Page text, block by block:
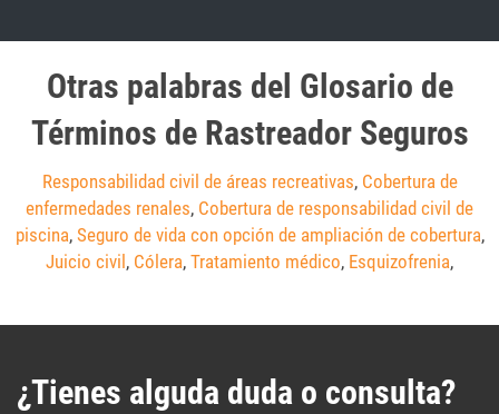
Otras palabras del Glosario de
Términos de Rastreador Seguros
Responsabilidad civil de áreas recreativas, Cobertura de
enfermedades renales, Cobertura de responsabilidad civil de
piscina, Seguro de vida con opción de ampliación de cobertura,
Juicio civil , Cólera, Tratamiento médico, Esquizofrenia,
¿Tienes alguda duda o consulta?